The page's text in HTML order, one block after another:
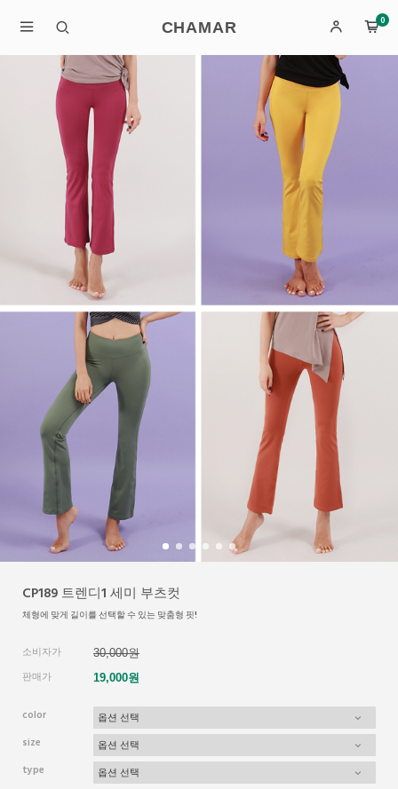
CHAMAR 0
CP189 트렌디1 세미 부츠컷
체형에 맞게 길이를 선택할 수 있는 맞춤형 핏!
소비자가
30,000원
판매가
19,000원
color
size
type